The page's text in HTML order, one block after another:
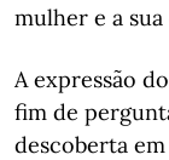
mulher e a
A expressão
fim de
descoberta